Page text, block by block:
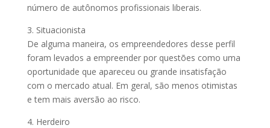
número de autônomos profissionais liberais.
3. Situacionista
De alguma maneira, os empreendedores desse perfil
foram levados a empreender por questões como uma
oportunidade que apareceu ou grande insatisfação
com o mercado atual. Em geral, são menos otimistas
e tem mais aversão ao risco.
4. Herdeiro